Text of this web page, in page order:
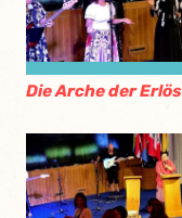
Die Arche der